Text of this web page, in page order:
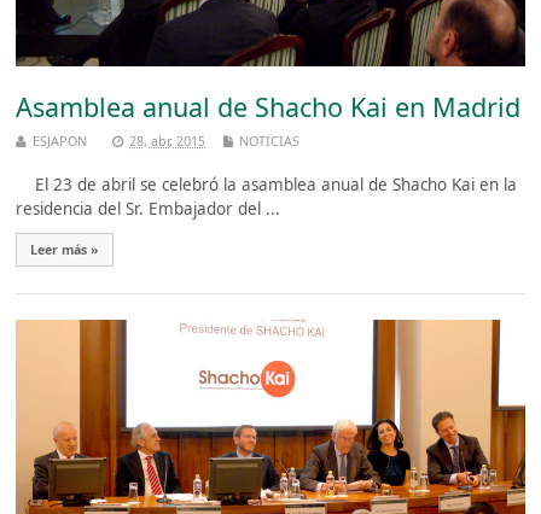
Asamblea anual de Shacho Kai en Madrid
ESJAPON 28, abr, 2015 NOTICIAS
El 23 de abril se celebró la asamblea anual de Shacho Kai en la
residencia del Sr. Embajador del ...
Leer más »